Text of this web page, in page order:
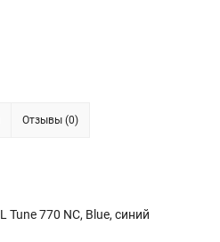
Отзывы (0)
770 NC, Blue, синий